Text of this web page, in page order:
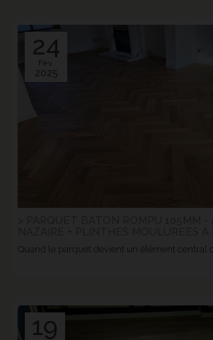
24
Fév.
2025
Quand le parquet devient un élément central
19